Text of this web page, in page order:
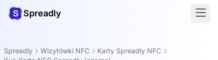
Spreadly
Spreadly Wizytówki NFC
Karty Spreadly NFC